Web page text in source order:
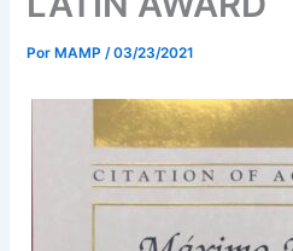
PorMAMP /03/23/2021